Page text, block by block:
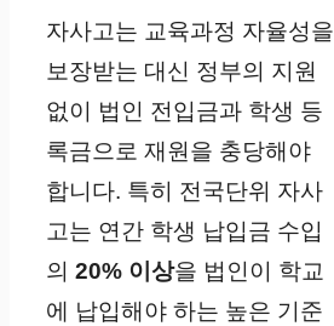
자사고는 교육과정 자율성을
보장받는 대신 정부의 지원
없이 법인 전입금과 학생 등
록금으로 재원을 충당해야
합니다. 특히 전국단위 자사
고는 연간 학생 납입금 수입
의 20% 이상을 법인이 학교
에 납입해야 하는 높은 기준